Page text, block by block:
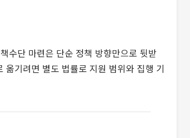
수단 마련은 단순 정책 방향만으로 뒷받
기려면 별도 법률로 지원 범위와 집행 기